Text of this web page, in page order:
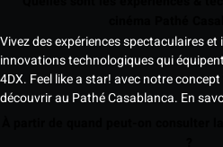
Vivez des expériences spectaculaires
innovations technologiques qui
4DX. Feel like a star! avec notre
découvrir au Pathé Casablanca. En